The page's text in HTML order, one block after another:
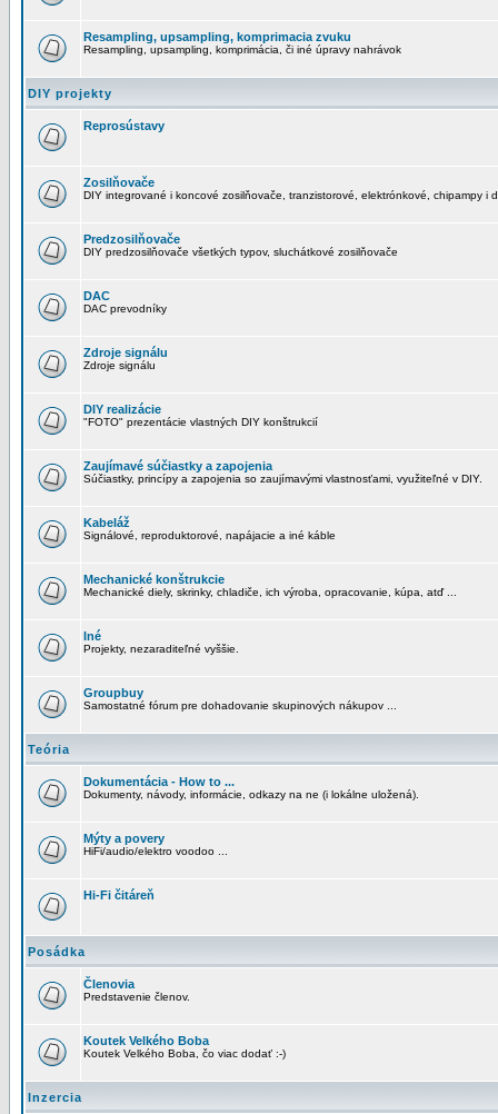
Resampling, upsampling, komprimacia zvuku
Resampling, upsampling, komprimácia, či iné úpravy nahrávok
DIY projekty
Reprosústavy
Zosilňovače
DIY integrované i koncové zosilňovače, tranzistorové, elektrónkové, chipampy i
Predzosilňovače
DIY predzosilňovače všetkých typov, sluchátkové zosilňovače
DAC
DAC prevodníky
Zdroje signálu
Zdroje signálu
DIY realizácie
"FOTO" prezentácie vlastných DIY konštrukcií
Zaujímavé súčiastky a zapojenia
Súčiastky, princípy a zapojenia so zaujímavými vlastnosťami, využiteľné v DIY.
Kabeláž
Signálové, reproduktorové, napájacie a iné káble
Mechanické konštrukcie
Mechanické diely, skrinky, chladiče, ich výroba, opracovanie, kúpa, atď ...
Iné
Projekty, nezaraditeľné vyššie.
Groupbuy
Samostatné fórum pre dohadovanie skupinových nákupov ...
Teória
Dokumentácia - How to ...
Dokumenty, návody, informácie, odkazy na ne (i lokálne uložená).
Mýty a povery
HiFi/audio/elektro voodoo ...
Hi-Fi čitáreň
Posádka
Členovia
Predstavenie členov.
Koutek Velkého Boba
Koutek Velkého Boba, čo viac dodať :-)
Inzercia